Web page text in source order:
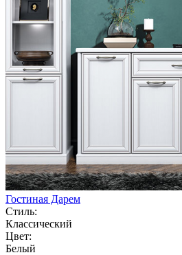
Гостиная Дарем
Стиль:
Классический
Цвет:
Белый